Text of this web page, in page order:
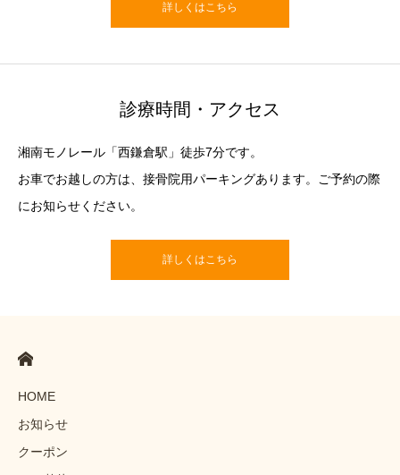
詳しくはこちら
診療時間・アクセス
湘南モノレール「西鎌倉駅」徒歩7分です。
お車でお越しの方は、接骨院用パーキングあります。ご予約の際
にお知らせください。
詳しくはこちら
HOME
お知らせ
クーポン